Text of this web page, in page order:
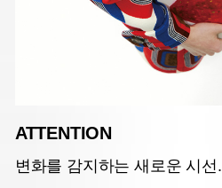
ATTENTION
변화를 감지하는 새로운 시선.